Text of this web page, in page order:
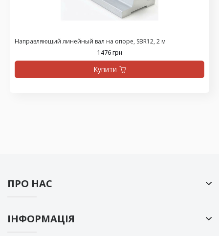
Направляющий линейный вал на опоре, SBR12, 2 м
1476 грн
Купити
ПРО НАС
ІНФОРМАЦІЯ